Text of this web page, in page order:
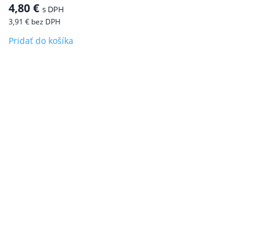
4,80 € s DPH
3,91 € bez DPH
Pridať do košíka